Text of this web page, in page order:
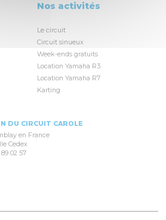
Nos activités
Le circuit
Circuit sinueux
Week-ends gratuits
Location Yamaha R3
Location Yamaha R7
Karting
DU CIRCUIT CAROLE
en France
Cedex
02 57